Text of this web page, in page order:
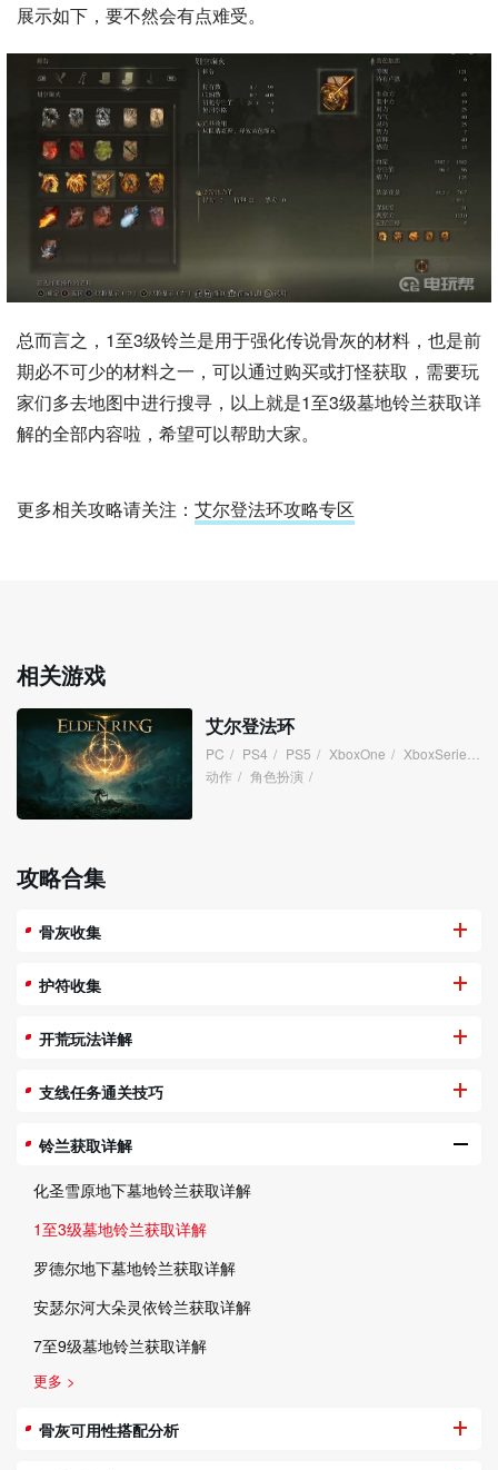
展示如下，要不然会有点难受。
总而言之，1至3级铃兰是用于强化传说骨灰的材料，也是前
期必不可少的材料之一，可以通过购买或打怪获取，需要玩
家们多去地图中进行搜寻，以上就是1至3级墓地铃兰获取详
解的全部内容啦，希望可以帮助大家。
更多相关攻略请关注： 艾尔登法环攻略专区
相关游戏
艾尔登法环
PC / PS4 / PS5 / XboxOne / XboxSeries
动作 / 角色扮演 /
攻略合集
骨灰收集
护符收集
开荒玩法详解
支线任务通关技巧
铃兰获取详解
化圣雪原地下墓地铃兰获取详解
1至3级墓地铃兰获取详解
罗德尔地下墓地铃兰获取详解
安瑟尔河大朵灵依铃兰获取详解
7至9级墓地铃兰获取详解
更多 >
骨灰可用性搭配分析